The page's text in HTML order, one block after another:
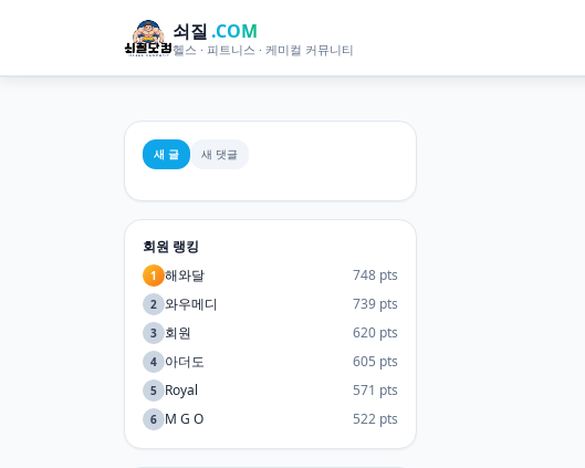
쇠질 .COM
헬스 · 피트니스 · 케미컬 커뮤니티
새 글 새 댓글
회원 랭킹
1 해와달 748 pts
2 와우메디 739 pts
3 회원 620 pts
4 아더도 605 pts
5 Royal 571 pts
6 M G O 522 pts